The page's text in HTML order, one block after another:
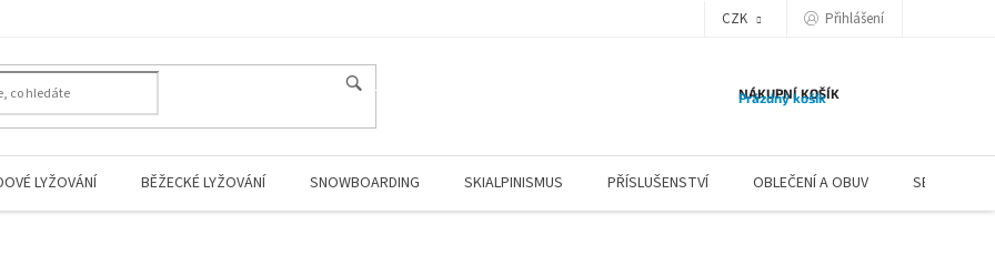
CZK Přihlášení
NÁKUPNÍ KOŠÍK
Prázdný košík
LYŽOVÁNÍ BĚŽECKÉ LYŽOVÁNÍ SNOWBOARDING SKIALPINISMUS PŘÍSLUŠENSTVÍ OBLEČENÍ A OBUV SERVIS